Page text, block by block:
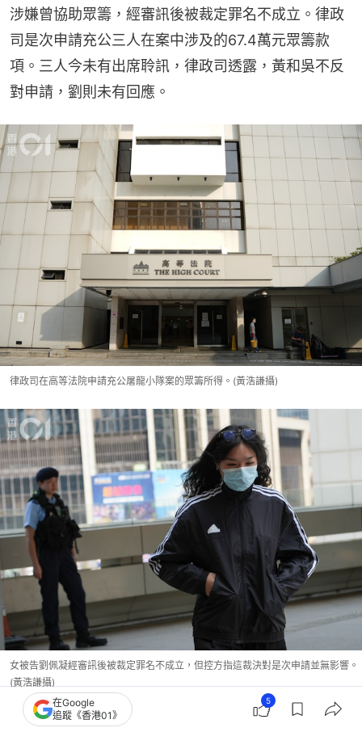
涉嫌曾協助眾籌，經審訊後被裁定罪名不成立。律政
司是次申請充公三人在案中涉及的67.4萬元眾籌款
項。三人今未有出席聆訊，律政司透露，黃和吳不反
對申請，劉則未有回應。
律政司在高等法院申請充公屠龍小隊案的眾籌所得。(黃浩謙攝)
女被告劉佩凝經審訊後被裁定罪名不成立，但控方指這裁決對是次申請並無影響。
(黃浩謙攝)
在Google
追蹤《香港01》
5